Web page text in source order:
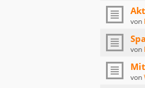
von
von
von